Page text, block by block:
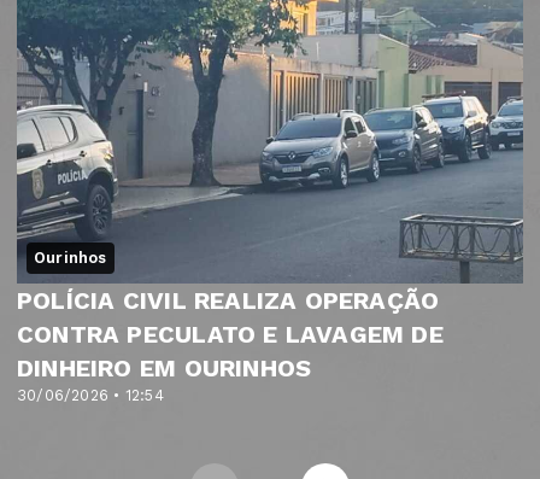
Ourinhos
30/06/2026 • 12:54
POLÍCIA CIVIL REALIZA OPERAÇÃO
CONTRA PECULATO E LAVAGEM DE
DINHEIRO EM OURINHOS